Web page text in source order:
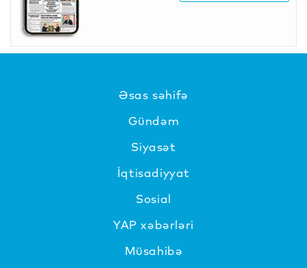
Əsas səhifə
Gündəm
Siyasət
İqtisadiyyat
Sosial
YAP xəbərləri
Müsahibə